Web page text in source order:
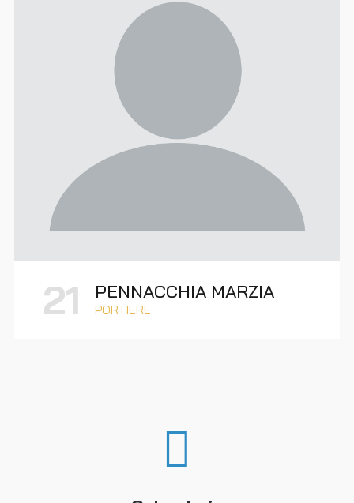
21 PENNACCHIA MARZIA
PORTIERE